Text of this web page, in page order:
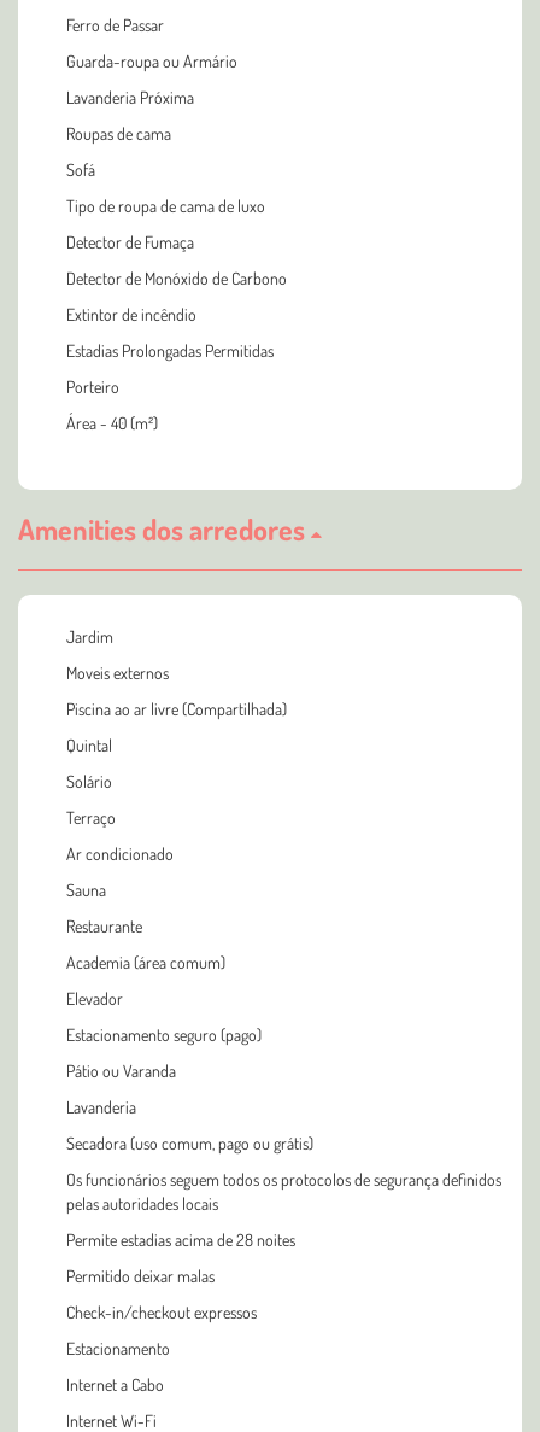
Ferro de Passar
Guarda-roupa ou Armário
Lavanderia Próxima
Roupas de cama
Sofá
Tipo de roupa de cama de luxo
Detector de Fumaça
Detector de Monóxido de Carbono
Extintor de incêndio
Estadias Prolongadas Permitidas
Porteiro
Área - 40 (m²)
Amenities dos arredores
Jardim
Moveis externos
Piscina ao ar livre (Compartilhada)
Quintal
Solário
Terraço
Ar condicionado
Sauna
Restaurante
Academia (área comum)
Elevador
Estacionamento seguro (pago)
Pátio ou Varanda
Lavanderia
Secadora (uso comum, pago ou grátis)
Os funcionários seguem todos os protocolos de segurança definidos
pelas autoridades locais
Permite estadias acima de 28 noites
Permitido deixar malas
Check-in/checkout expressos
Estacionamento
Internet a Cabo
Internet Wi-Fi